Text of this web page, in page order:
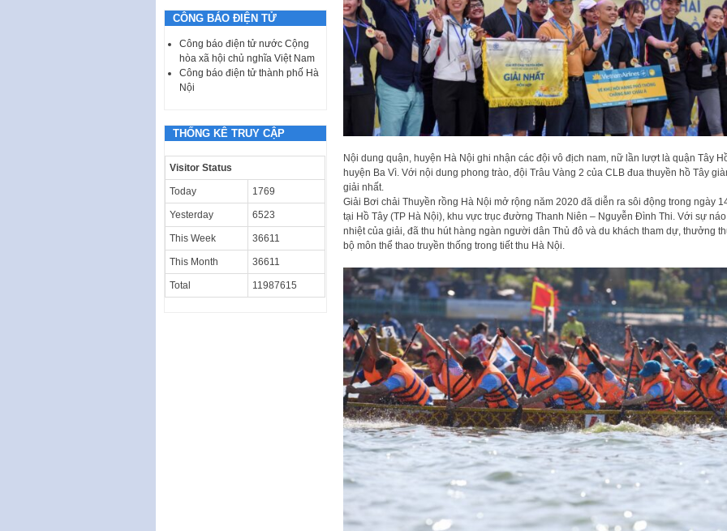
Nội dung quận, huyện Hà Nội ghi nhận các đội vô địch nam, nữ lần lượt là quận Tây
huyện Ba Vì. Với nội dung phong trào, đội Trâu Vàng 2 của CLB đua thuyền hồ Tây
giải nhất.
Giải Bơi chải Thuyền rồng Hà Nội mở rộng năm 2020 đã diễn ra sôi động trong ngày
tại Hồ Tây (TP Hà Nội), khu vực trục đường Thanh Niên – Nguyễn Đình Thi. Với sự náo
nhiệt của giải, đã thu hút hàng ngàn người dân Thủ đô và du khách tham dự, thưởng
bộ môn thể thao truyền thống trong tiết thu Hà Nội.
CÔNG BÁO ĐIỆN TỬ
Công báo điện tử nước Cộng
hòa xã hội chủ nghĩa Việt Nam
Công báo điện tử thành phố Hà
Nội
THỐNG KÊ TRUY CẬP
Visitor Status
Today 1769
Yesterday 6523
This Week 36611
This Month 36611
Total 11987615